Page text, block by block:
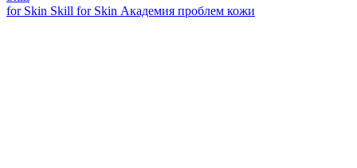
for Skin Skill for Skin Академия проблем кожи